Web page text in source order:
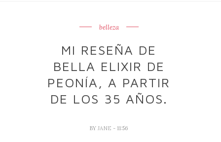
belleza
MI RESEÑA DE
BELLA ELIXIR DE
PEONÍA, A PARTIR
DE LOS 35 AÑOS.
BYJANE - 11:56